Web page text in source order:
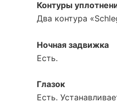
Контуры
Два контура
Ночная задвижка
Есть.
Глазок
Есть.